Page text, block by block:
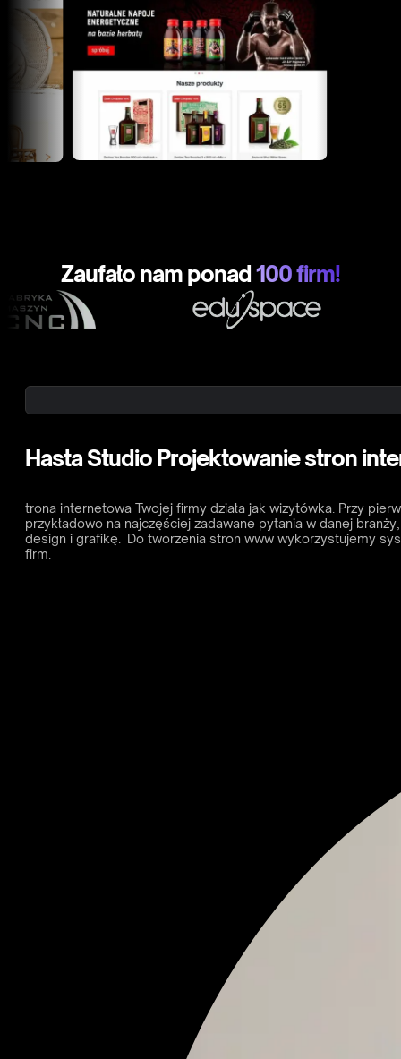
Zaufało nam ponad100 firm!
Hasta Studio Projektowanie stron
trona internetowa Twojej firmy działa jak wizytówka. Przy
przykładowo na najczęściej zadawane pytania w danej
design i grafikę. Do tworzenia stron www wykorzystujemy
firm.